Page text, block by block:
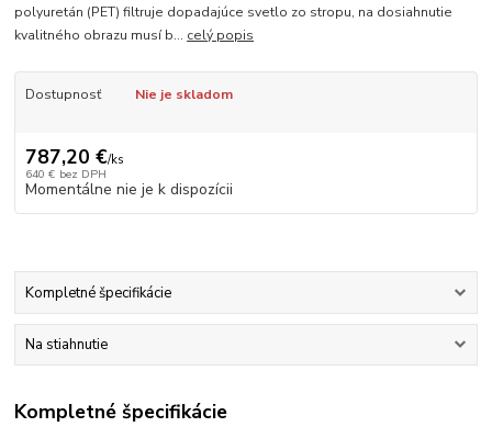
polyuretán (PET) filtruje dopadajúce svetlo zo stropu, na dosiahnutie
kvalitného obrazu musí b... celý popis
Dostupnosť Nie je skladom
787,20 €/ks
640 € bez DPH
Momentálne nie je k dispozícii
Kompletné špecifikácie
Na stiahnutie
Kompletné špecifikácie